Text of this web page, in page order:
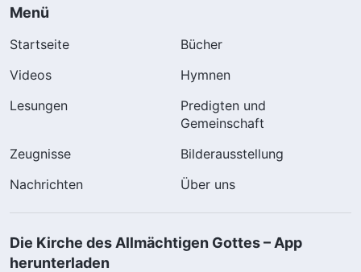
Menü
Startseite
Bücher
Videos
Hymnen
Lesungen
Predigten und
Gemeinschaft
Zeugnisse
Bilderausstellung
Nachrichten
Über uns
Die Kirche des Allmächtigen Gottes – App
herunterladen